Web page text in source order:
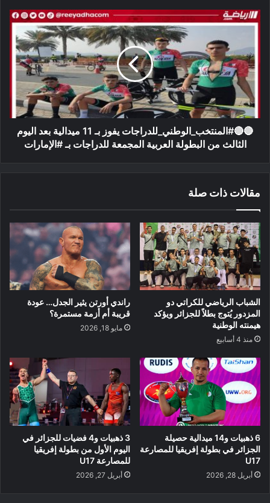
🔴🔴#المنتخب_الوطني_للدراجات
يفوز
11
ميدالية
بعد
اليوم
الثالث
من
البطولة
العربية
#الإمارات
🔴🔴#المنتخب_الوطني_للدراجات يفوز بـ 11 ميدالية بعد اليوم
الثالث من البطولة العربية المجمعة للدراجات بـ #الإمارات
مقالات ذات صلة
الشباب الرياضي للكراتي دو
المزدور يُتوج بطلاً للجزائر ويؤكد
هيمنته الوطنية
منذ 4 أسابيع
راندي أورتن يثير الجدل… عودة
قريبة أم أزمة مستمرة؟
مايو 18, 2026
6 ذهبيات و14 ميدالية حصيلة
الجزائر في بطولة إفريقيا للمصارعة
U17
أبريل 28, 2026
3 ذهبيات و4 فضيات للجزائر في
اليوم الأول من بطولة إفريقيا
للمصارعة U17
أبريل 27, 2026